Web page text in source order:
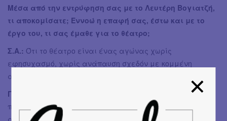
Μέσα από την εντρύφηση σας με το Λευτέρη Βογιατζή,
τι αποκομίσατε; Εννοώ η επαφή σας, έστω και με το
έργο του, τι σας έμαθε για το θέατρο;
Σ.Α.: Ότι το θέατρο είναι ένας αγώνας χωρίς
εφησυχασμό, χωρίς ανάπαυση σχεδόν με κομμένη
ανάσα.
Γ.Σ.:
Σε ένα σημείο της παράστασης ακούγεται από ένα
παλιό αντικείμενο ο Λευτέρης να λέει: «...ίσως και να
αναρωτιέστε κάπου-κάπου αν οι μικρές, καθημερινές